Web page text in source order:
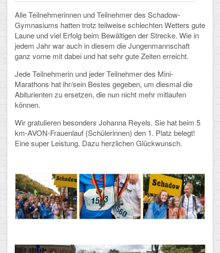
Schulalbum
SCHULLEBEN
Kollegium
Schulleitung
Schülervertretung
Sekretariat
Schulsozialarbeit
Berufsorientierung
Arbeitsgemeinschaften
Alle Teilnehmerinnen und Teilnehmer des Schadow-
Gymnasiums hatten trotz teilweise schlechten Wetters gute
Laune und viel Erfolg beim Bewältigen der Strecke. Wie in
jedem Jahr war auch in diesem die Jungenmannschaft
ganz vorne mit dabei und hat sehr gute Zeiten erreicht.
Jede Teilnehmerin und jeder Teilnehmer des Mini-
Marathons hat ihr/sein Bestes gegeben, um diesmal die
Abiturienten zu ersetzen, die nun nicht mehr mitlaufen
können.
Wir gratulieren besonders Johanna Reyels. Sie hat beim 5
km-AVON-Frauenlauf (Schülerinnen) den 1. Platz belegt!
Eine super Leistung. Dazu herzlichen Glückwunsch.